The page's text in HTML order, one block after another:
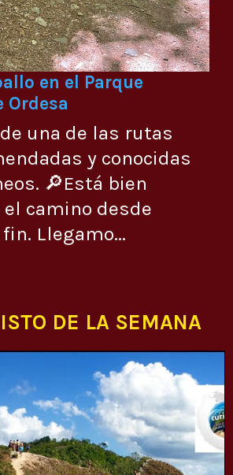
en el Parque
Ordesa
una de las rutas
y conocidas
🔎Está bien
camino desde
Llegamo...
DE LA SEMANA